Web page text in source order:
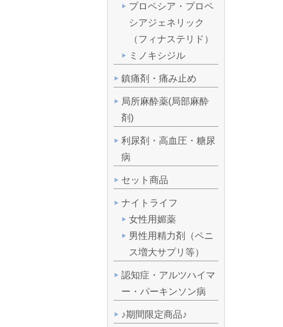
プロペシア・プロペ
シアジェネリック
（フィナステリド）
ミノキシジル
鎮痛剤・痛み止め
局所麻酔薬(局部麻酔
剤)
利尿剤・高血圧・糖尿
病
セット商品
ナイトライフ
女性用媚薬
男性用精力剤（ペニ
ス増大サプリ等）
認知症・アルツハイマ
ー・パーキンソン病
♪期間限定商品♪